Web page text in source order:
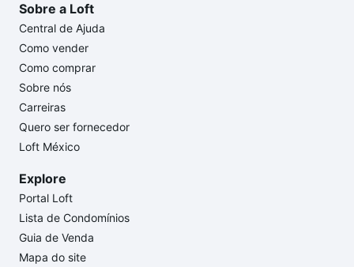
Sobre a Loft
Central de Ajuda
Como vender
Como comprar
Sobre nós
Carreiras
Quero ser fornecedor
Loft México
Explore
Portal Loft
Lista de Condomínios
Guia de Venda
Mapa do site